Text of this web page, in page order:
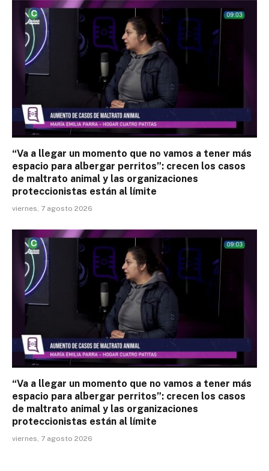
“Va a llegar un momento que no vamos a tener más
espacio para albergar perritos”: crecen los casos
de maltrato animal y las organizaciones
proteccionistas están al límite
viernes, 7 agosto 2026
“Va a llegar un momento que no vamos a tener más
espacio para albergar perritos”: crecen los casos
de maltrato animal y las organizaciones
proteccionistas están al límite
viernes, 7 agosto 2026